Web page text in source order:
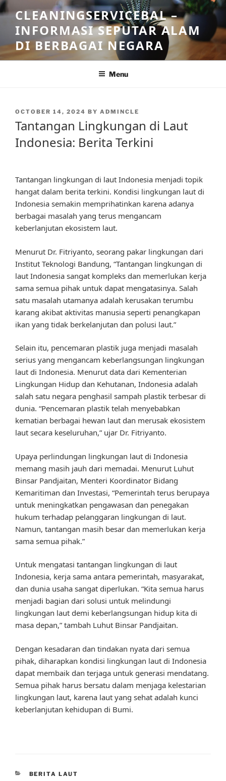
Skip
to
content
CLEANINGSERVICEBAL –
INFORMASI SEPUTAR ALAM
DI BERBAGAI NEGARA
Menu
POSTED
OCTOBER 14, 2024 BY ADMINCLE
Tantangan Lingkungan di Laut
Indonesia: Berita Terkini
Tantangan lingkungan di laut Indonesia menjadi topik
hangat dalam berita terkini. Kondisi lingkungan laut di
Indonesia semakin memprihatinkan karena adanya
berbagai masalah yang terus mengancam
keberlanjutan ekosistem laut.
Menurut Dr. Fitriyanto, seorang pakar lingkungan dari
Institut Teknologi Bandung, “Tantangan lingkungan di
laut Indonesia sangat kompleks dan memerlukan kerja
sama semua pihak untuk dapat mengatasinya. Salah
satu masalah utamanya adalah kerusakan terumbu
karang akibat aktivitas manusia seperti penangkapan
ikan yang tidak berkelanjutan dan polusi laut.”
Selain itu, pencemaran plastik juga menjadi masalah
serius yang mengancam keberlangsungan lingkungan
laut di Indonesia. Menurut data dari Kementerian
Lingkungan Hidup dan Kehutanan, Indonesia adalah
salah satu negara penghasil sampah plastik terbesar di
dunia. “Pencemaran plastik telah menyebabkan
kematian berbagai hewan laut dan merusak ekosistem
laut secara keseluruhan,” ujar Dr. Fitriyanto.
Upaya perlindungan lingkungan laut di Indonesia
memang masih jauh dari memadai. Menurut Luhut
Binsar Pandjaitan, Menteri Koordinator Bidang
Kemaritiman dan Investasi, “Pemerintah terus berupaya
untuk meningkatkan pengawasan dan penegakan
hukum terhadap pelanggaran lingkungan di laut.
Namun, tantangan masih besar dan memerlukan kerja
sama semua pihak.”
Untuk mengatasi tantangan lingkungan di laut
Indonesia, kerja sama antara pemerintah, masyarakat,
dan dunia usaha sangat diperlukan. “Kita semua harus
menjadi bagian dari solusi untuk melindungi
lingkungan laut demi keberlangsungan hidup kita di
masa depan,” tambah Luhut Binsar Pandjaitan.
Dengan kesadaran dan tindakan nyata dari semua
pihak, diharapkan kondisi lingkungan laut di Indonesia
dapat membaik dan terjaga untuk generasi mendatang.
Semua pihak harus bersatu dalam menjaga kelestarian
lingkungan laut, karena laut yang sehat adalah kunci
keberlanjutan kehidupan di Bumi.
CATEGORIES
BERITA LAUT